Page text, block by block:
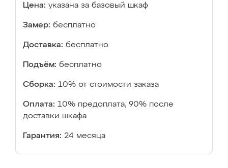
Цена: указана за базовый шкаф
Замер: бесплатно
Доставка: бесплатно
Подъём: бесплатно
Сборка: 10% от стоимости заказа
Оплата: 10% предоплата, 90% после
доставки шкафа
Гарантия: 24 месяца